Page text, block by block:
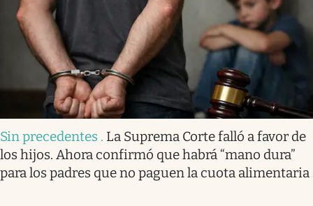
Sin precedentes . La Suprema Corte falló a favor de
los hijos. Ahora confirmó que habrá “mano dura”
para los padres que no paguen la cuota alimentaria